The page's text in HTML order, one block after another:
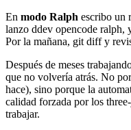
En modo Ralph escribo un
lanzo ddev opencode ralph,
Por la mañana, git diff y
Después de meses
que no volvería atrás. No
hace), sino porque la
calidad forzada por los
trabajar.